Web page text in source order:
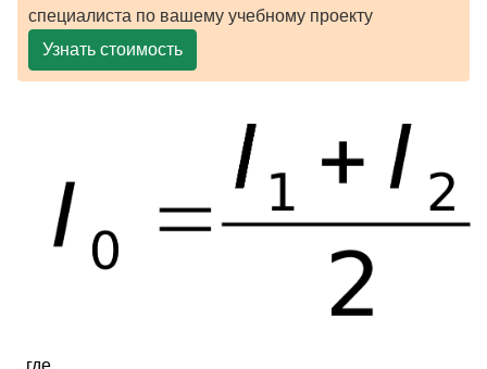
специалиста по вашему учебному проекту
Узнать стоимость
, где